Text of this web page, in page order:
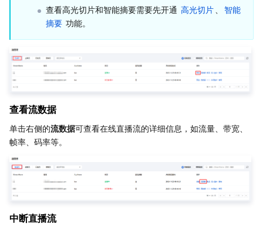
云硬盘
云 HDFS
数据加速器 GooseFS
数据万象
智能媒资托管
云数据库 MySQL
云数据库 MariaDB
云数据库 PostgreSQL
云数据库 SQL Server
关系型数据库TDSQL
TDSQL-C MySQL 版
TDSQL MySQL 版
TDSQL Boundless
NoSQL 数据库
腾讯云分布式缓存数据库（兼容 Redis）
云数据库 MongoDB
游戏数据库 TcaplusDB
时序数据库 CTSDB
数据库 SaaS 服务
数据传输服务
数据库专家服务
数据库管理中心
网络
私有网络
网关负载均衡
专线接入
数据安全
密钥管理系统
凭据管理系统
验证码
文本内容安全
安全服务
渗透测试服务
云安全
回看历史直播流
禁用历史直播流
查看流数据
禁推流管理
查看高光切片和智能摘要需要先开通 高光切片、 智能
摘要 功能。
查看流数据
单击右侧的流数据可查看在线直播流的详细信息，如流量、带宽、
帧率、码率等。
中断直播流